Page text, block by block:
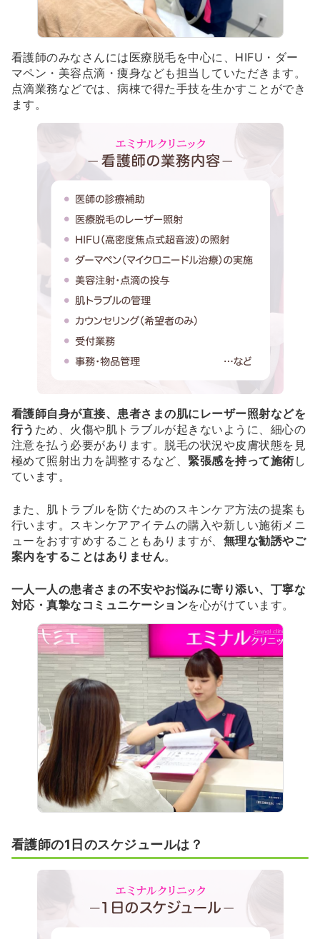
看護師のみなさんには医療脱毛を中心に、HIFU・ダー
マペン・美容点滴・痩身なども担当していただきます。
点滴業務などでは、病棟で得た手技を生かすことができ
ます。
看護師自身が直接、患者さまの肌にレーザー照射などを
行う ため、火傷や肌トラブルが起きないように、細心の
注意を払う必要があります。脱毛の状況や皮膚状態を見
極めて照射出力を調整するなど、 緊張感を持って施術 し
ています。
また、肌トラブルを防ぐためのスキンケア方法の提案も
行います。スキンケアアイテムの購入や新しい施術メニ
ューをおすすめすることもありますが、 無理な勧誘やご
案内をすることはありません。
一人一人の患者さまの不安やお悩みに寄り添い、丁寧な
対応・真摯なコミュニケーションを心がけています。
看護師の1日のスケジュールは？